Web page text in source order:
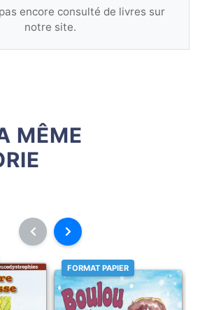
encore consulté de livres sur
notre site.
MÊME
FORMAT PAPIER